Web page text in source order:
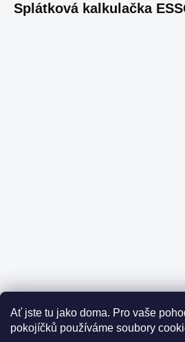
Ať jste tu jako doma. Pro vaše
pokojíčků používáme soubory
Splátková kalkulačka